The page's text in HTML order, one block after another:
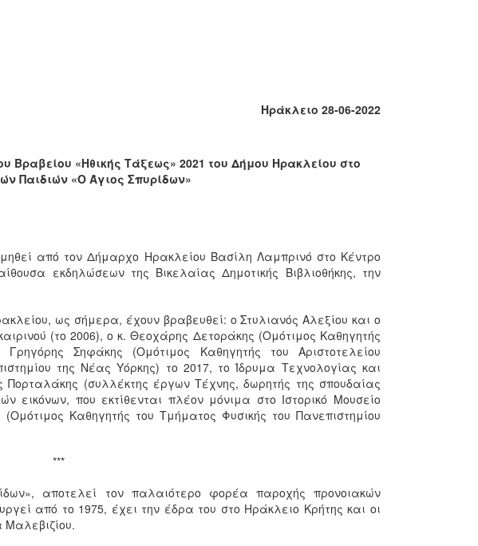
Ηράκλειο 28-06-2022
Βραβείου «Ηθικής Τάξεως» 2021 του Δήμου Ηρακλείου στο
Παιδιών «Ο Άγιος Σπυρίδων»
από τον Δήμαρχο Ηρακλείου Βασίλη Λαμπρινό στο Κέντρο
εκδηλώσεων της Βικελαίας Δημοτικής Βιβλιοθήκης, την
ως σήμερα, έχουν βραβευθεί: ο Στυλιανός Αλεξίου και ο
(το 2006), ο κ. Θεοχάρης Δετοράκης (Ομότιμος Καθηγητής
Σηφάκης (Ομότιμος Καθηγητής του Αριστοτελείου
της Νέας Υόρκης) το 2017, το Ίδρυμα Τεχνολογίας και
(συλλέκτης έργων Τέχνης, δωρητής της σπουδαίας
εικόνων, που εκτίθενται πλέον μόνιμα στο Ιστορικό Μουσείο
Καθηγητής του Τμήματος Φυσικής του Πανεπιστημίου
***
αποτελεί τον παλαιότερο φορέα παροχής προνοιακών
από το 1975, έχει την έδρα του στο Ηράκλειο Κρήτης και οι
Μαλεβιζίου.